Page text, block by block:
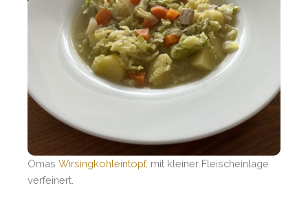
Omas Wirsingkohleintopf, mit kleiner Fleischeinlage
verfeinert.